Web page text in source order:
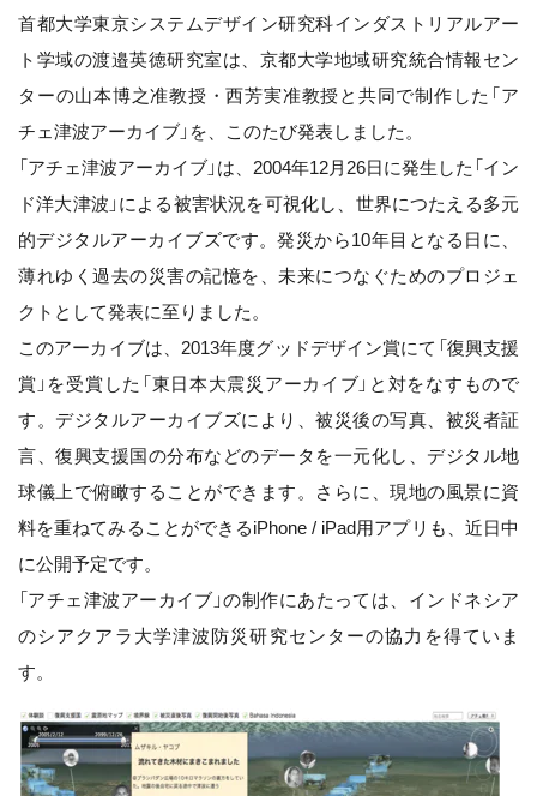
首都大学東京システムデザイン研究科インダストリアルアー
ト学域の渡邉英徳研究室は、京都大学地域研究統合情報セン
ターの山本博之准教授・西芳実准教授と共同で制作した「ア
チェ津波アーカイブ」を、このたび発表しました。
「アチェ津波アーカイブ」は、2004年12月26日に発生した「イン
ド洋大津波」による被害状況を可視化し、世界につたえる多元
的デジタルアーカイブズです。発災から10年目となる日に、
薄れゆく過去の災害の記憶を、未来につなぐためのプロジェ
クトとして発表に至りました。
このアーカイブは、2013年度グッドデザイン賞にて「復興支援
賞」を受賞した「東日本大震災アーカイブ」と対をなすもので
す。デジタルアーカイブズにより、被災後の写真、被災者証
言、復興支援国の分布などのデータを一元化し、デジタル地
球儀上で俯瞰することができます。さらに、現地の風景に資
料を重ねてみることができるiPhone / iPad用アプリも、近日中
に公開予定です。
「アチェ津波アーカイブ」の制作にあたっては、インドネシア
のシアクアラ大学津波防災研究センターの協力を得ていま
す。